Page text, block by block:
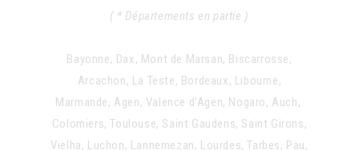
( * Départements en partie )
Bayonne, Dax, Mont de Marsan, Biscarrosse,
Arcachon, La Teste, Bordeaux, Libourne,
Marmande, Agen, Valence d’Agen, Nogaro, Auch,
Colomiers, Toulouse, Saint Gaudens, Saint Girons,
Vielha, Luchon, Lannemezan, Lourdes, Tarbes, Pau,